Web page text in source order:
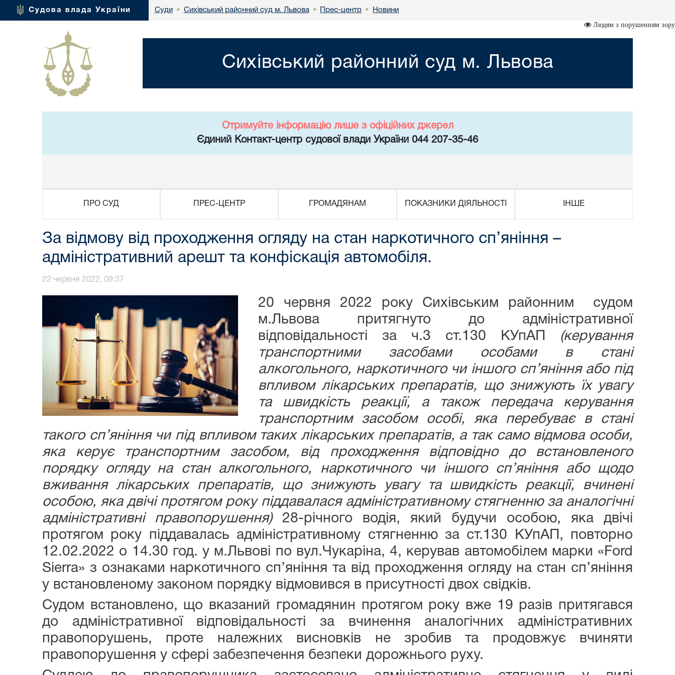
Судова влада України Суди • Сихівський районний суд м. Львова • Прес-центр • Новини
Людям з порушенням зору
Сихівський районний суд м. Львова
Отримуйте інформацію лише з офіційних джерел
Єдиний Контакт-центр судової влади України 044 207-35-46
ПРО СУД ПРЕС-ЦЕНТР ГРОМАДЯНАМ ПОКАЗНИКИ ДІЯЛЬНОСТІ ІНШЕ
За відмову від проходження огляду на стан наркотичного сп’яніння –
адміністративний арешт та конфіскація автомобіля.
22 червня 2022, 09:37
20 червня 2022 року Сихівським районним судом
м.Львова притягнуто до адміністративної
відповідальності за ч.3 ст.130 КУпАП (керування
транспортними засобами особами в стані
алкогольного, наркотичного чи іншого сп’яніння або під
впливом лікарських препаратів, що знижують їх увагу
та швидкість реакції, а також передача керування
транспортним засобом особі, яка перебуває в стані
такого сп’яніння чи під впливом таких лікарських препаратів, а так само відмова особи,
яка керує транспортним засобом, від проходження відповідно до встановленого
порядку огляду на стан алкогольного, наркотичного чи іншого сп’яніння або щодо
вживання лікарських препаратів, що знижують увагу та швидкість реакції, вчинені
особою, яка двічі протягом року піддавалася адміністративному стягненню за аналогічні
адміністративні правопорушення)28-річного водія, який будучи особою, яка двічі
протягом року піддавалась адміністративному стягненню за ст.130 КУпАП, повторно
12.02.2022 о 14.30 год. у м.Львові по вул.Чукаріна, 4, керував автомобілем марки «Ford
Sierra» з ознаками наркотичного сп’яніння та від проходження огляду на стан сп’яніння
у встановленому законом порядку відмовився в присутності двох свідків.
Судом встановлено, що вказаний громадянин протягом року вже 19 разів притягався
до адміністративної відповідальності за вчинення аналогічних адміністративних
правопорушень, проте належних висновків не зробив та продовжує вчиняти
правопорушення у сфері забезпечення безпеки дорожнього руху.